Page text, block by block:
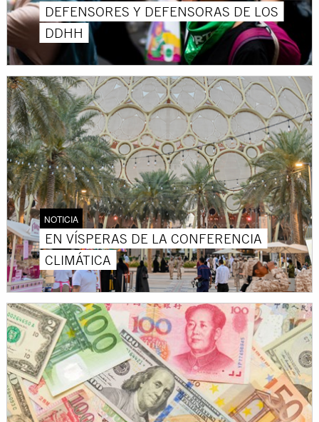
DEFENSORES Y DEFENSORAS DE LOS
DDHH
NOTICIA
EN VÍSPERAS DE LA CONFERENCIA
CLIMÁTICA